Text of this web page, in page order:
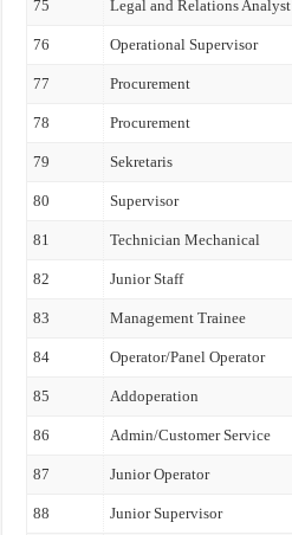
75 Legal and Relations Analyst
76 Operational Supervisor
77 Procurement
78 Procurement
79 Sekretaris
80 Supervisor
81 Technician Mechanical
82 Junior Staff
83 Management Trainee
84 Operator/Panel Operator
85 Addoperation
86 Admin/Customer Service
87 Junior Operator
88 Junior Supervisor